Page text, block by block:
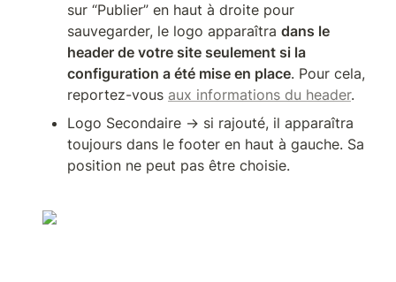
sur “Publier” en haut à droite pour
sauvegarder, le logo apparaîtra dans le
header de votre site seulement si la
configuration a été mise en place. Pour cela,
reportez-vous aux informations du header.
Logo Secondaire → si rajouté, il apparaîtra
toujours dans le footer en haut à gauche. Sa
position ne peut pas être choisie.